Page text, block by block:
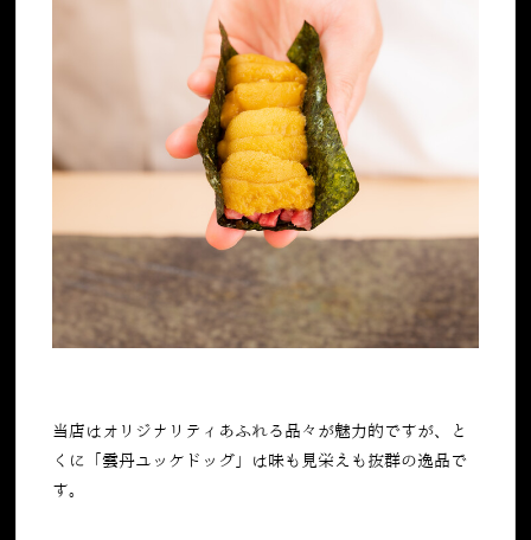
当店はオリジナリティあふれる品々が魅力的ですが、と
くに「雲丹ユッケドッグ」は味も見栄えも抜群の逸品で
す。